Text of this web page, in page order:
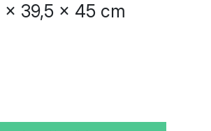
x 39,5 x 45 cm